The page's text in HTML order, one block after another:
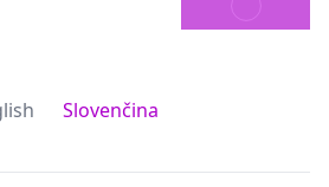
Slovenčina